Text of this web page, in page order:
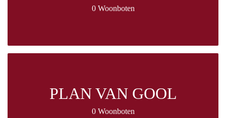
0 Woonboten
PLAN VAN GOOL
0 Woonboten